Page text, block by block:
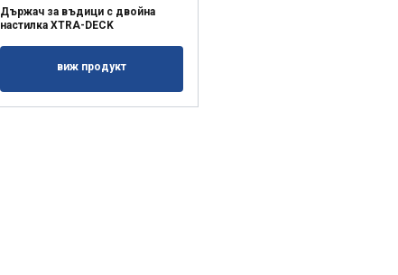
Държач за въдици с двойна
настилка XTRA-DECK
виж продукт